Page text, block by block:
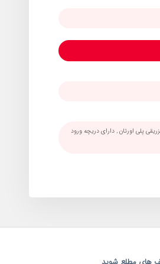
پلی اورتان , دارای دریچه ورود